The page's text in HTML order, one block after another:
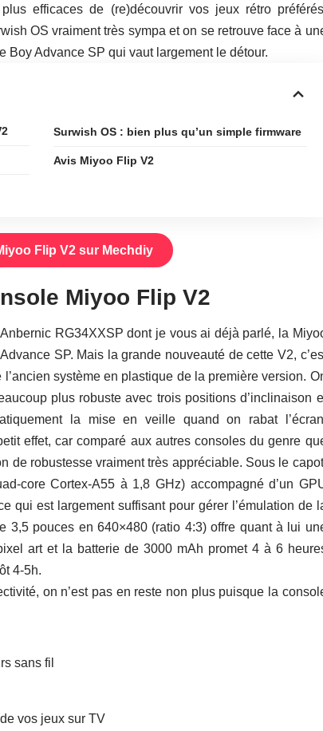
efficaces de (re)découvrir vos jeux rétro
OS vraiment très sympa et on se retrouve face à
Boy Advance SP qui vaut largement le détour.
Surwish OS : bien plus qu’un simple firmware
Avis Miyoo Flip V2
Flip V2 sur Mechdiy
Miyoo Flip V2
Anbernic RG34XXSP dont je vous ai déjà parlé, la
SP. Mais la grande nouveauté de cette V2,
système en plastique de la première version.
plus robuste avec trois positions d’inclinaison
la mise en veille quand on rabat
effet, car comparé aux autres consoles du genre
de robustesse vraiment très appréciable. Sous le
core Cortex-A55 à 1,8 GHz) accompagné d’un
qui est largement suffisant pour gérer l’émulation de
3,5 pouces en 640×480 (ratio 4:3) offre quant à lui
art et la batterie de 3000 mAh promet 4 à 6
4-5h.
on n’est pas en reste non plus puisque la
sans fil
vos jeux sur TV